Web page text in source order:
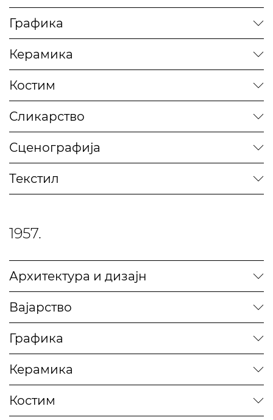
Графика
Керамика
Костим
Сликарство
Сценографија
Текстил
1957.
Архитектура и дизајн
Вајарство
Графика
Керамика
Костим